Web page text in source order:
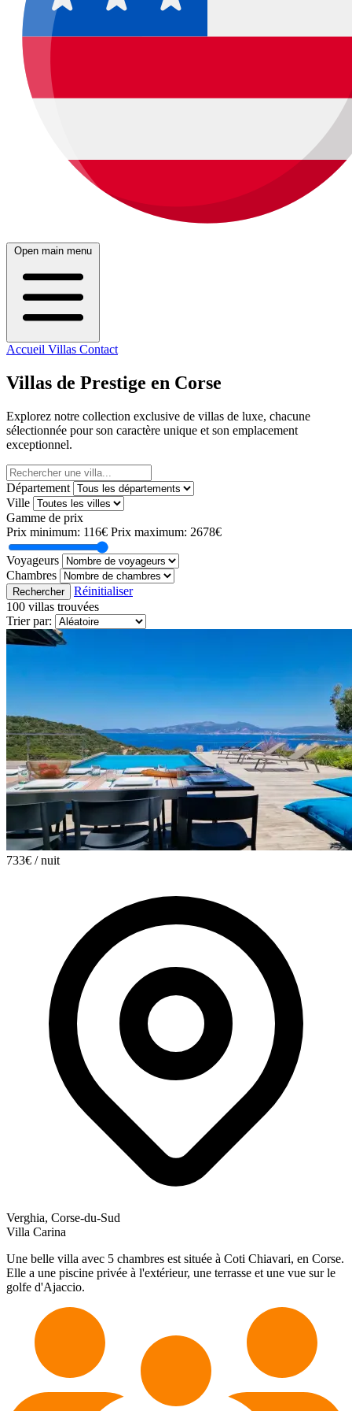
Open main menu
Accueil Villas Contact
Villas de Prestige en Corse
Explorez notre collection exclusive de villas de luxe, chacune
sélectionnée pour son caractère unique et son emplacement
exceptionnel.
Département
Ville
Gamme de prix
Prix minimum: 116€ Prix maximum: 2678€
Voyageurs
Chambres
Rechercher
Réinitialiser
100 villas trouvées
Trier par:
733€ / nuit
Verghia, Corse-du-Sud
Villa Carina
Une belle villa avec 5 chambres est située à Coti Chiavari, en Corse.
Elle a une piscine privée à l'extérieur, une terrasse et une vue sur le
golfe d'Ajaccio.